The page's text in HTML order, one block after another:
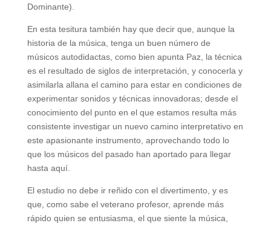
Dominante).
En esta tesitura también hay que decir que, aunque la
historia de la música, tenga un buen número de
músicos autodidactas, como bien apunta Paz, la técnica
es el resultado de siglos de interpretación, y conocerla y
asimilarla allana el camino para estar en condiciones de
experimentar sonidos y técnicas innovadoras; desde el
conocimiento del punto en el que estamos resulta más
consistente investigar un nuevo camino interpretativo en
este apasionante instrumento, aprovechando todo lo
que los músicos del pasado han aportado para llegar
hasta aquí.
El estudio no debe ir reñido con el divertimento, y es
que, como sabe el veterano profesor, aprende más
rápido quien se entusiasma, el que siente la música,